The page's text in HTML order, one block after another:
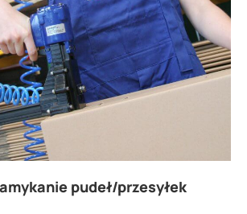
pudeł/przesyłek